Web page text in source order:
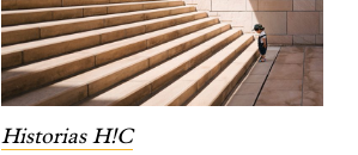
Historias H!C